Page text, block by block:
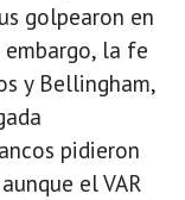
golpearon en
la fe
y Bellingham,
pidieron
el VAR